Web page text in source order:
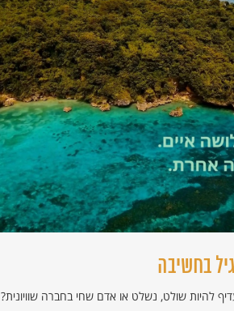
בחשיבה
להיות שולט, נשלט או אדם שחי בחברה שוויונית?